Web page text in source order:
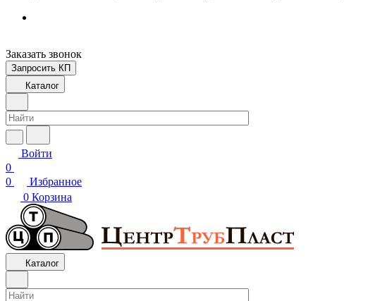
Заказать звонок
Запросить КП
Каталог
Войти
0
0
Избранное
0 Корзина
Каталог